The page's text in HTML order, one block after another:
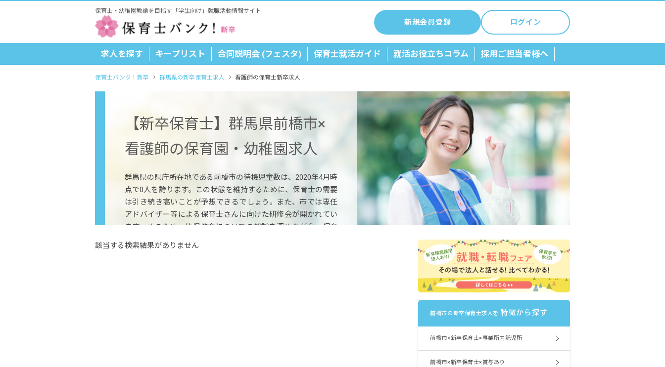
保育士・幼稚園教諭を目指す「学生向け」就職活動情報サイト
新規会員登録 ログイン
求人を探す キープリスト 合同説明会 (フェスタ) 保育士就活ガイド 就活お役立ちコラム 採用ご担当者様へ
保育士バンク！新卒 群馬県の新卒保育士求人 看護師の保育士新卒求人
【新卒保育士】群馬県前橋市×
看護師の保育園・幼稚園求人
群馬県の県庁所在地である前橋市の待機児童数は、2020年4月時
点で0人を誇ります。この状態を維持するために、保育士の需要
は引き続き高いことが予想できるでしょう。また、市では専任
アドバイザー等による保育士さんに向けた研修会が開かれてい
ます。そのため、幼児教育についての知識を深めながら、保育
該当する検索結果がありません
前橋市の新卒保育士求人を 特徴から探す
前橋市×新卒保育士×事業所内託児所
前橋市×新卒保育士×賞与あり